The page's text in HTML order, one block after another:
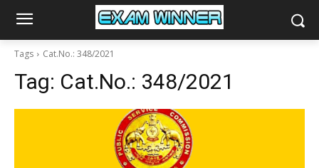
Tags Cat.No.: 348/2021
Tag: Cat.No.: 348/2021